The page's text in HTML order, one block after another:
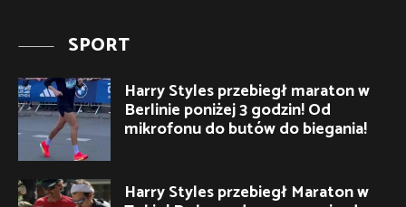
SPORT
Harry Styles przebiegł maraton w
Berlinie poniżej 3 godzin! Od
mikrofonu do butów do biegania!
Harry Styles przebiegł Maraton w